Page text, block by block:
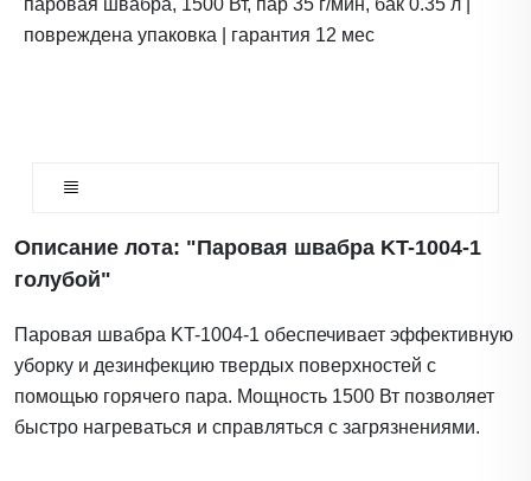
паровая швабра, 1500 Вт, пар 35 г/мин, бак 0.35 л |
повреждена упаковка | гарантия 12 мес
Описание лота: "Паровая швабра KT-1004-1
голубой"
Паровая швабра KT-1004-1 обеспечивает эффективную
уборку и дезинфекцию твердых поверхностей с
помощью горячего пара. Мощность 1500 Вт позволяет
быстро нагреваться и справляться с загрязнениями.